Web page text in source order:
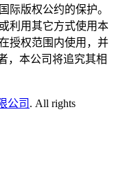
际版权公约的保护。
利用其它方式使用本
授权范围内使用，并
，本公司将追究其相
公司 . All rights